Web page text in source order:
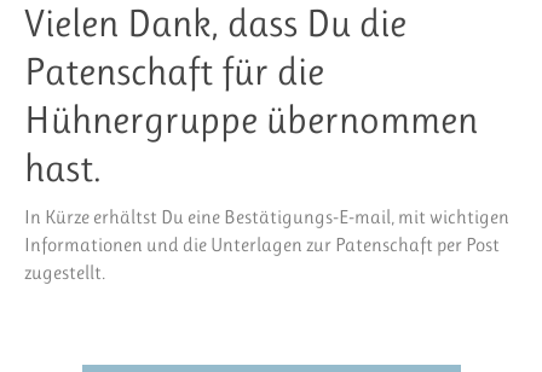
Vielen Dank, dass Du die
Patenschaft für die
Hühnergruppe übernommen
hast.
In Kürze erhältst Du eine Bestätigungs-E-mail, mit wichtigen
Informationen und die Unterlagen zur Patenschaft per Post
zugestellt.